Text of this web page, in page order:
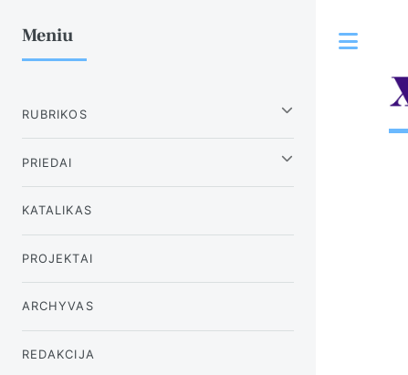
Meniu
RUBRIKOS
PRIEDAI
KATALIKAS
PROJEKTAI
ARCHYVAS
REDAKCIJA